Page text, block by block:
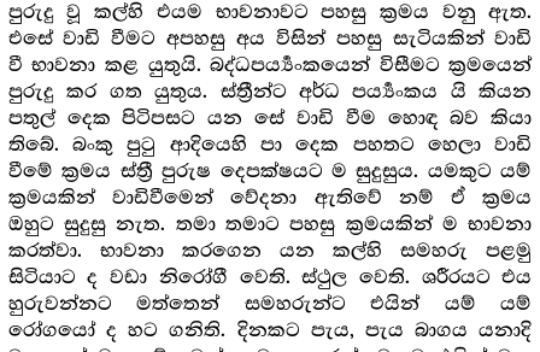
පුරුදු වූ කල්හි එයම භාවනාවට පහසු ක්‍රමය වනු ඇත.
එසේ වාඩි වීමට අපහසු අය විසින් පහසු සැටියකින් වාඩි
වී භාවනා කළ යුතුයි. බද්ධපර්‍ය්‍යංකයෙන් විසීමට ක්‍රමයෙන්
පුරුදු කර ගත යුතුය. ස්ත්‍රීන්ට අර්ධ පර්‍ය්‍යංකය යි කියන
පතුල් දෙක පිටිපසට යන සේ වාඩි වීම හොඳ බව කියා
තිබේ. බංකු පුටු ආදියෙහි පා දෙක පහතට හෙලා වාඩි
වීමේ ක්‍රමය ස්ත්‍රී පුරුෂ දෙපක්ෂයට ම සුදුසුය. යමකුට යම්
ක්‍රමයකින් වාඩිවීමෙන් වේදනා ඇතිවේ නම් ඒ ක්‍රමය
ඔහුට සුදුසු නැත. තමා තමාට පහසු ක්‍රමයකින් ම භාවනා
කරත්වා. භාවනා කරගෙන යන කල්හි සමහරු පළමු
සිටියාට ද වඩා නිරෝගී වෙති. ස්ථුල වෙති. ශරීරයට එය
හුරුවන්නට මත්තෙන් සමහරුන්ට එයින් යම් යම්
රෝගයෝ ද හට ගනිති. දිනකට පැය, පැය බාගය යනාදි